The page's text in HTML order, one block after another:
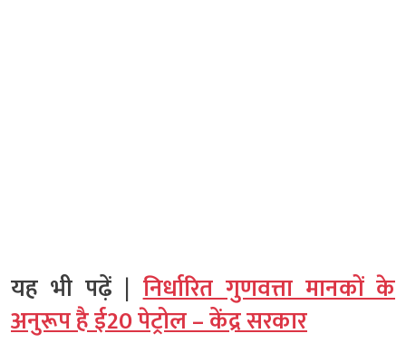
यह भी पढ़ें |निर्धारित गुणवत्ता मानकों के
अनुरूप है ई20 पेट्रोल – केंद्र सरकार